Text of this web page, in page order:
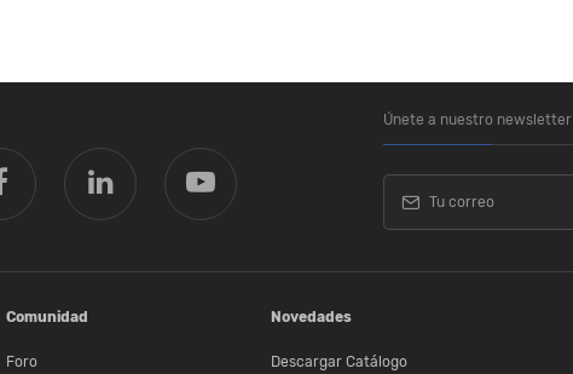
Únete a nuestro newsletter
Comunidad
Foro
Novedades
Descargar Catálogo